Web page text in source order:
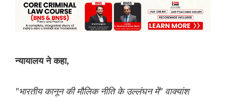
न्यायालय ने कहा,
"भारतीय कानून की मौलिक नीति के उल्लंघन में" वाक्यांश